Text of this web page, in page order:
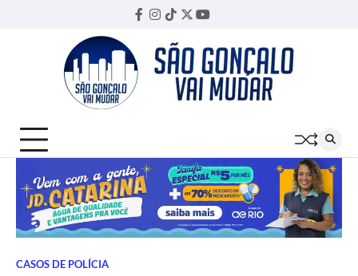
Facebook
Instagram
TikTok
TwitterYouTube
CASOS DE POLÍCIA